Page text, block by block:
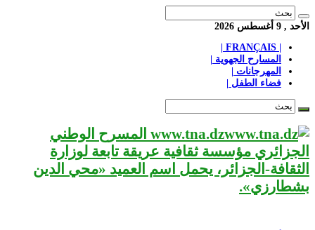
الأحد , 9 أغسطس 2026
المسارح الجهوية |
المهرجانات |
فضاء الطفل |
www.tna.dz المسرح الوطني
الجزائري مؤسسة ثقافية عريقة تابعة لوزارة
الثقافة-الجزائر، يحمل اسم العميد «محي الدين
بشطارزي».